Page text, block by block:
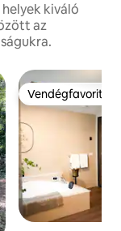
kiváló
az
Vendégfavorit
Vendégfavorit